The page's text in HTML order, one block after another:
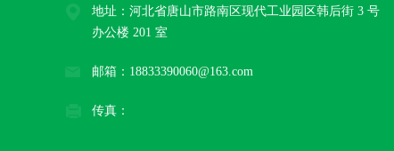
地址：河北省唐山市路南区现代工业园区韩后街 3 号
办公楼 201 室
邮箱：18833390060@163.com
传真：